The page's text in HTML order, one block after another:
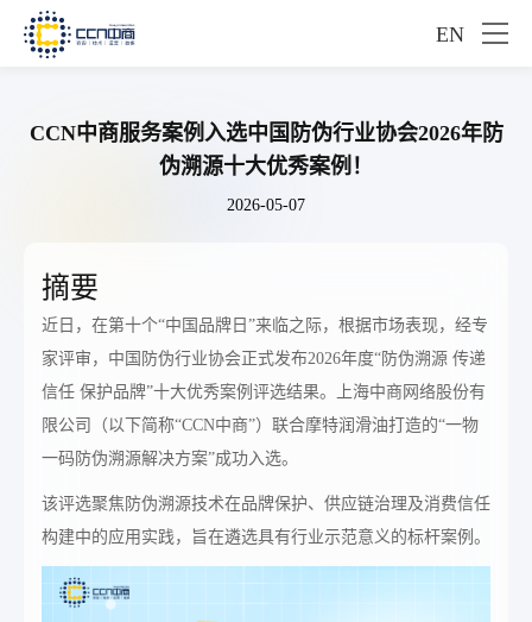
EN
CCN中商服务案例入选中国防伪行业协会2026年防
伪溯源十大优秀案例！
2026-05-07
摘要
近日，在第十个“中国品牌日”来临之际，根据市场表现，经专
家评审，中国防伪行业协会正式发布2026年度“防伪溯源 传递
信任 保护品牌”十大优秀案例评选结果。上海中商网络股份有
限公司（以下简称“CCN中商”）联合摩特润滑油打造的“一物
一码防伪溯源解决方案”成功入选。
该评选聚焦防伪溯源技术在品牌保护、供应链治理及消费信任
构建中的应用实践，旨在遴选具有行业示范意义的标杆案例。